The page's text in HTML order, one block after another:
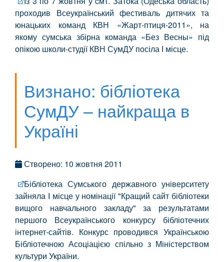
проходив Всеукраїнський фестиваль дитячих та
юнацьких команд КВН «Жарт-птиця-2011», на
якому сумська збірна команда «Без Весны» під
опікою школи-студії КВН СумДУ посіла І місце.
Визнано: бібліотека
СумДУ – найкраща в
Україні
Створено: 10 жовтня 2011
Бібліотека Сумського державного університету
зайняла І місце у номінації "Кращий сайт бібліотеки
вищого навчального закладу" за результатами
першого Всеукраїнського конкурсу бібліотечних
інтернет-сайтів. Конкурс проводився Українською
Бібліотечною Асоціацією спільно з Міністерством
культури України.